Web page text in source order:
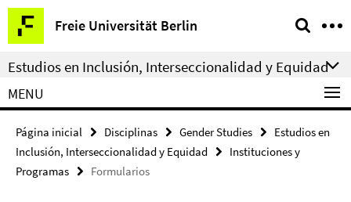
Springe
direkt
zu
Inhalt
Freie Universität Berlin
Herramientas
de
navegación
Estudios en Inclusión, Interseccionalidad y Equidad
MENU
Página inicial Disciplinas Gender Studies
Estudios en
Inclusión, Interseccionalidad y Equidad
Instituciones y
Programas
Formularios